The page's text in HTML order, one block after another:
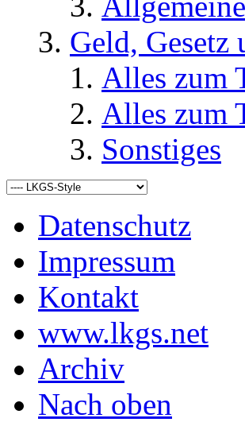
Geld, Gesetz
Alles zum
Alles zum
Sonstiges
Datenschutz
Impressum
Kontakt
www.lkgs.net
Archiv
Nach oben